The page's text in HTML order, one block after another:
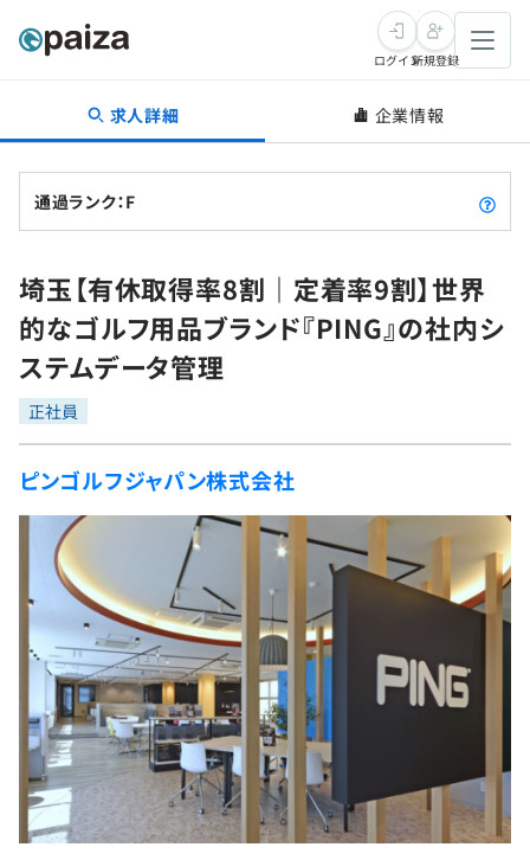
転職・キャリア
転職成功ガイド
転職エージェント
インタビュー
転職成功ガイド
新卒就活
求人検索
本選考
インターン
新卒エージェント
イベント・セミナー
インタビュー
就活成功ガイド
学習
問題集
4択課題
ナレッジ
リファレンス
プラン
個人向けプラン
法人向けプラン
学校向けプラン
プログラミング言語
評価結果一覧
再チャレンジ結果一覧
ゲーム・マンガ
Tech Team Journal
paiza times
note
paizaとは？
ログイン新規登録
求人詳細 企業情報
通過ランク：F
埼玉【有休取得率8割｜定着率9割】世界
的なゴルフ用品ブランド『PING』の社内シ
ステムデータ管理
正社員
ピンゴルフジャパン株式会社